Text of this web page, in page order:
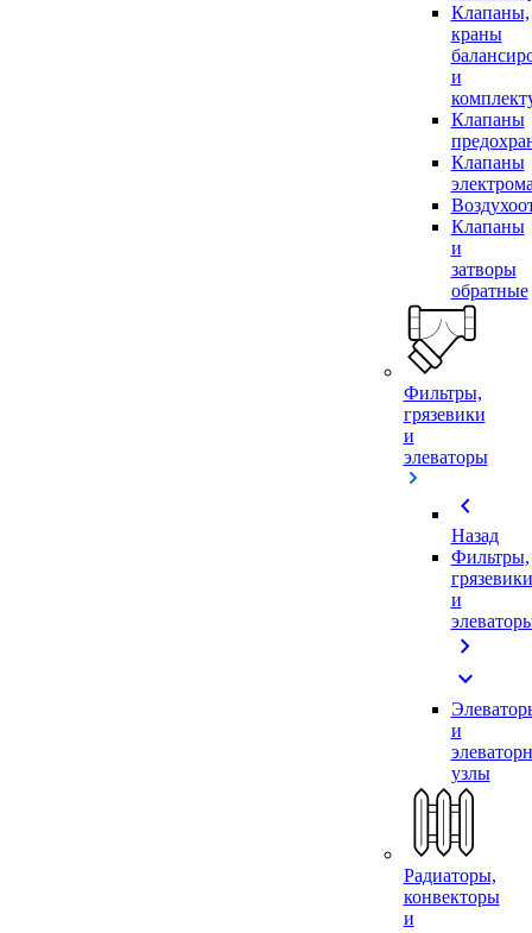
Клапаны,
краны
и
Клапаны
Клапаны
Клапаны
и
затворы
обратные
Фильтры,
грязевики
и
элеваторы
chevron_left
Назад
Фильтры,
грязевики
и
chevron_right
expand_more
и
узлы
Радиаторы,
конвекторы
и